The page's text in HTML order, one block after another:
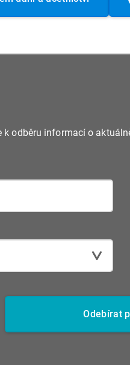
odběru informací o
Odebírat